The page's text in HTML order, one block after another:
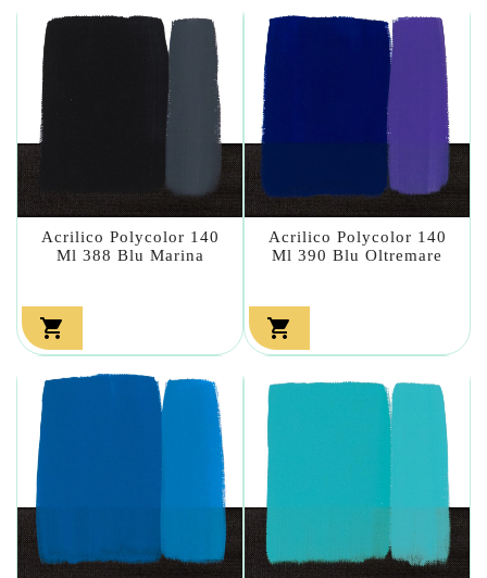
Acrilico Polycolor 140
Ml 388 Blu Marina

Acrilico Polycolor 140
Ml 390 Blu Oltremare
